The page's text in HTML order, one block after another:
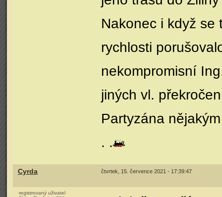
Nakonec i když se
rychlosti
nekompromisní
jiných vl.
Partyzána
. .
Cyrda čtvrtek, 15. července 2021 - 17:39:47
registrovaný uživatel